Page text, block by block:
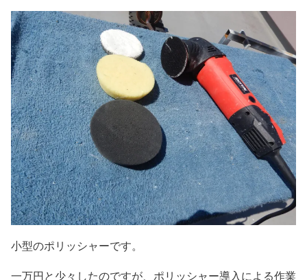
小型のポリッシャーです。
一万円と少々したのですが、ポリッシャー導入による作業